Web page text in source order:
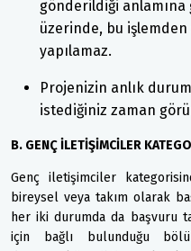
gönderildiği
üzerinde, bu
yapılamaz.
Projenizin anlık
istediğiniz zaman
B. GENÇ İLETİŞİMCİLER
Genç iletişimciler
bireysel veya takım olarak
her iki durumda da başvuru
için bağlı bulunduğu